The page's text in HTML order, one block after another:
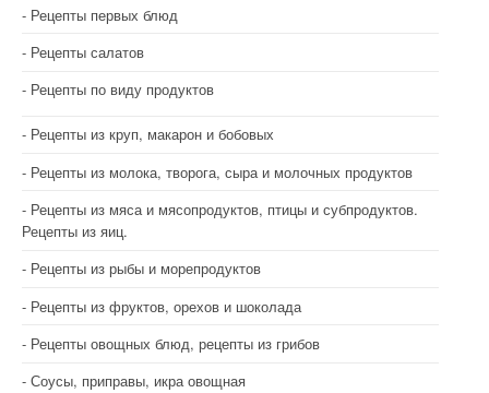
Рецепты первых блюд
Рецепты салатов
Рецепты по виду продуктов
Рецепты из круп, макарон и бобовых
Рецепты из молока, творога, сыра и молочных продуктов
Рецепты из мяса и мясопродуктов, птицы и субпродуктов.
Рецепты из яиц.
Рецепты из рыбы и морепродуктов
Рецепты из фруктов, орехов и шоколада
Рецепты овощных блюд, рецепты из грибов
Соусы, приправы, икра овощная